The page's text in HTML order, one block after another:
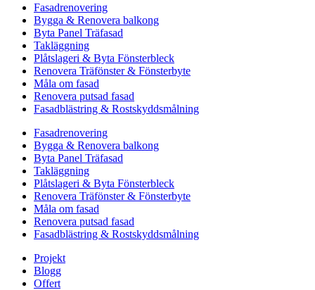
Fasadrenovering
Bygga & Renovera balkong
Byta Panel Träfasad
Takläggning
Plåtslageri & Byta Fönsterbleck
Renovera Träfönster & Fönsterbyte
Måla om fasad
Renovera putsad fasad
Fasadblästring & Rostskyddsmålning
Fasadrenovering
Bygga & Renovera balkong
Byta Panel Träfasad
Takläggning
Plåtslageri & Byta Fönsterbleck
Renovera Träfönster & Fönsterbyte
Måla om fasad
Renovera putsad fasad
Fasadblästring & Rostskyddsmålning
Projekt
Blogg
Offert